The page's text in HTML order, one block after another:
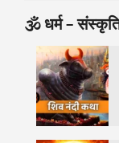
🕉️ धर्म –